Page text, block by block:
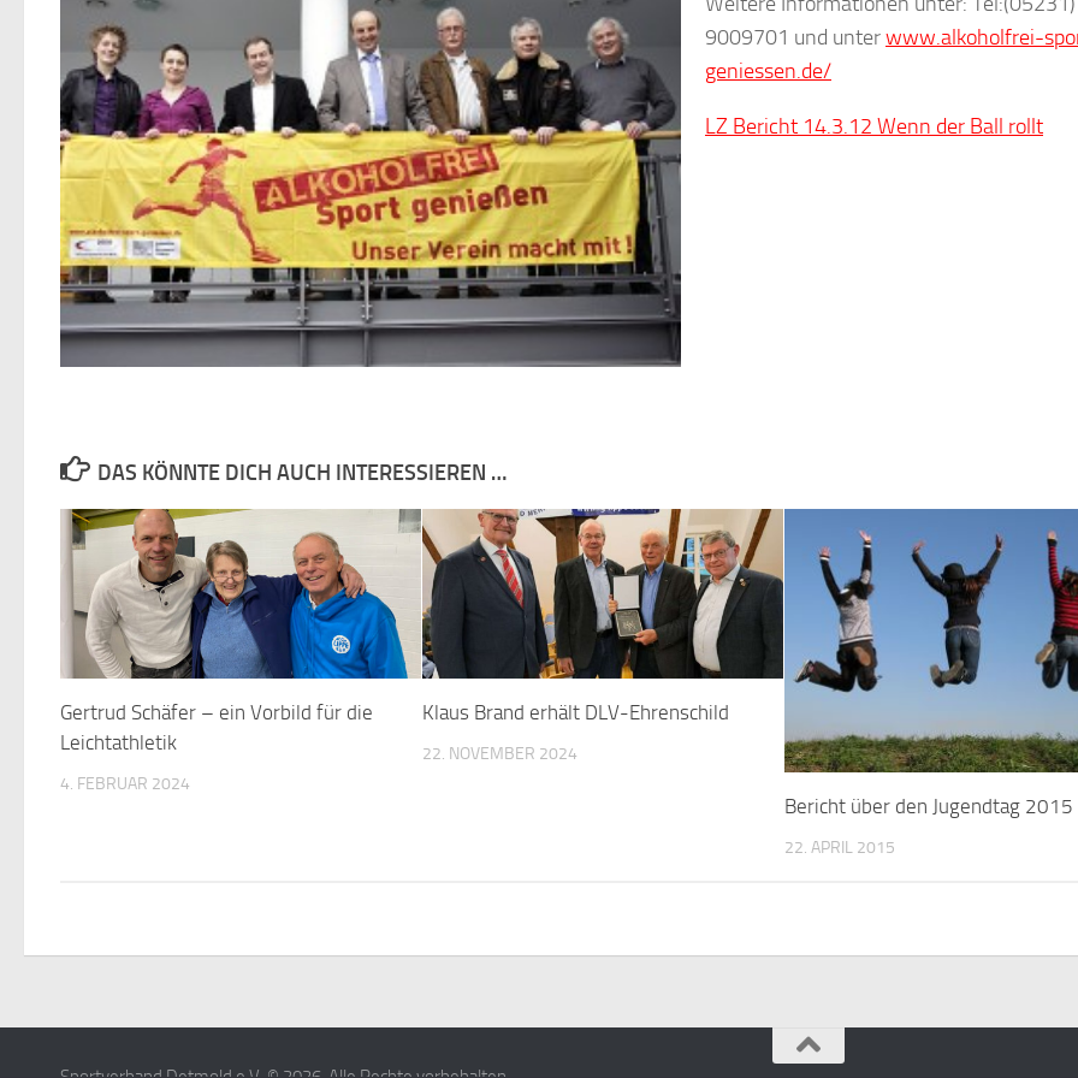
9009701 und unterwww.alkoholfrei-
geniessen.de/
LZ Bericht 14.3.12 Wenn der Ball rollt
DAS KÖNNTE DICH AUCH INTERESSIEREN …
Gertrud Schäfer – ein Vorbild für die
Leichtathletik
4. FEBRUAR 2024
Klaus Brand erhält DLV-Ehrenschild
22. NOVEMBER 2024
Bericht über den Jugendtag 2015
22. APRIL 2015